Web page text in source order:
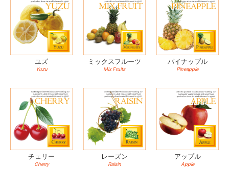
ユズ
Yuzu
ミックスフルーツ
Mix Fruits
パイナップル
Pineapple
チェリー
Cherry
レーズン
Raisin
アップル
Apple